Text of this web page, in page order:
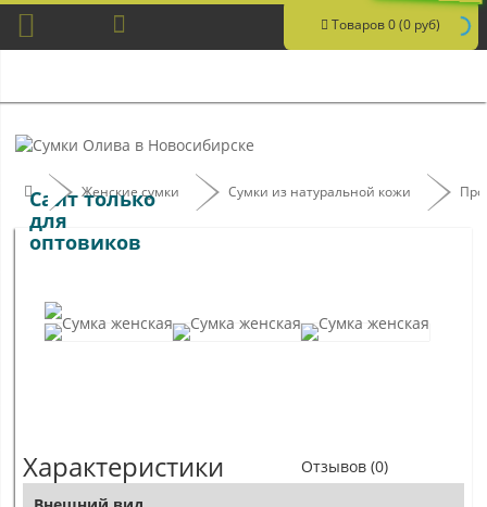
Товаров 0 (0 руб)
Сайт только
для
оптовиков
Женские сумки Сумки из натуральной кожи
Характеристики
Отзывов (0)